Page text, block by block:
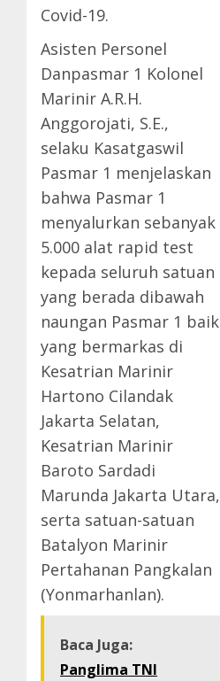
Covid-19.
Asisten Personel
Danpasmar 1 Kolonel
Marinir A.R.H.
Anggorojati, S.E.,
selaku Kasatgaswil
Pasmar 1 menjelaskan
bahwa Pasmar 1
menyalurkan sebanyak
5.000 alat rapid test
kepada seluruh satuan
yang berada dibawah
naungan Pasmar 1 baik
yang bermarkas di
Kesatrian Marinir
Hartono Cilandak
Jakarta Selatan,
Kesatrian Marinir
Baroto Sardadi
Marunda Jakarta Utara,
serta satuan-satuan
Batalyon Marinir
Pertahanan Pangkalan
(Yonmarhanlan).
Baca Juga:
Panglima TNI